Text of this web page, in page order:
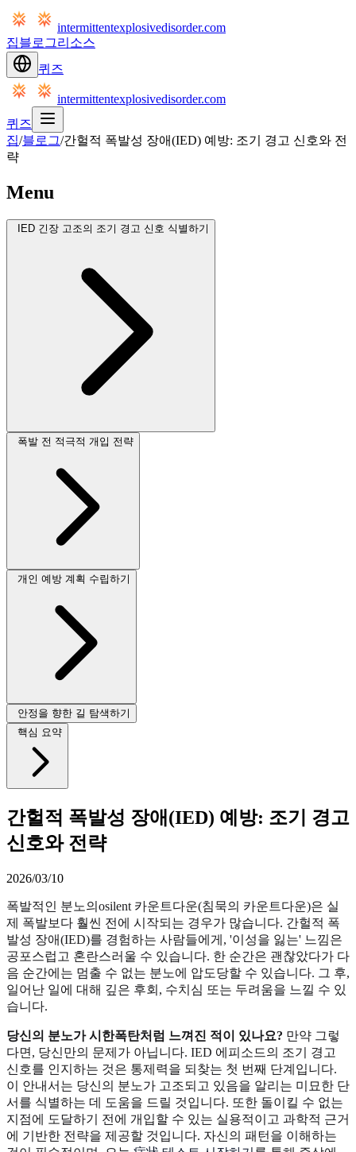
intermittentexplosivedisorder.com
집블로그리소스
퀴즈
intermittentexplosivedisorder.com
퀴즈
집/블로그/간헐적 폭발성 장애(IED) 예방: 조기 경고 신호와 전
략
Menu
IED 긴장 고조의 조기 경고 신호 식별하기
폭발 전 적극적 개입 전략
개인 예방 계획 수립하기
안정을 향한 길 탐색하기
핵심 요약
간헐적 폭발성 장애(IED) 예방: 조기 경고
신호와 전략
2026/03/10
폭발적인 분노의osilent 카운트다운(침묵의 카운트다운)은 실
제 폭발보다 훨씬 전에 시작되는 경우가 많습니다. 간헐적 폭
발성 장애(IED)를 경험하는 사람들에게, '이성을 잃는' 느낌은
공포스럽고 혼란스러울 수 있습니다. 한 순간은 괜찮았다가 다
음 순간에는 멈출 수 없는 분노에 압도당할 수 있습니다. 그 후,
일어난 일에 대해 깊은 후회, 수치심 또는 두려움을 느낄 수 있
습니다.
당신의 분노가 시한폭탄처럼 느껴진 적이 있나요? 만약 그렇
다면, 당신만의 문제가 아닙니다. IED 에피소드의 조기 경고
신호를 인지하는 것은 통제력을 되찾는 첫 번째 단계입니다.
이 안내서는 당신의 분노가 고조되고 있음을 알리는 미묘한 단
서를 식별하는 데 도움을 드릴 것입니다. 또한 돌이킬 수 없는
지점에 도달하기 전에 개입할 수 있는 실용적이고 과학적 근거
에 기반한 전략을 제공할 것입니다. 자신의 패턴을 이해하는